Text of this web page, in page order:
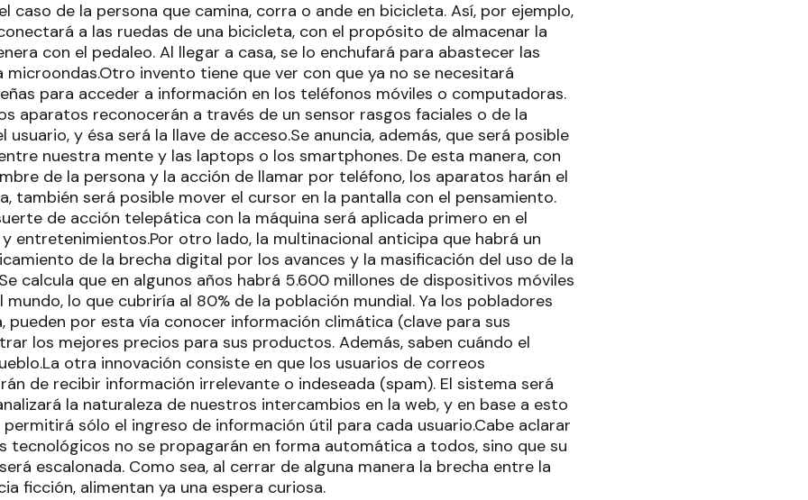
caso de la persona que camina, corra o ande en bicicleta. Así, por ejemplo,
a las ruedas de una bicicleta, con el propósito de almacenar la
con el pedaleo. Al llegar a casa, se lo enchufará para abastecer las
microondas.Otro invento tiene que ver con que ya no se necesitará
para acceder a información en los teléfonos móviles o computadoras.
aparatos reconocerán a través de un sensor rasgos faciales o de la
usuario, y ésa será la llave de acceso.Se anuncia, además, que será posible
nuestra mente y las laptops o los smartphones. De esta manera, con
de la persona y la acción de llamar por teléfono, los aparatos harán el
también será posible mover el cursor en la pantalla con el pensamiento.
de acción telepática con la máquina será aplicada primero en el
entretenimientos.Por otro lado, la multinacional anticipa que habrá un
de la brecha digital por los avances y la masificación del uso de la
calcula que en algunos años habrá 5.600 millones de dispositivos móviles
mundo, lo que cubriría al 80% de la población mundial. Ya los pobladores
pueden por esta vía conocer información climática (clave para sus
los mejores precios para sus productos. Además, saben cuándo el
otra innovación consiste en que los usuarios de correos
de recibir información irrelevante o indeseada (spam). El sistema será
la naturaleza de nuestros intercambios en la web, y en base a esto
sólo el ingreso de información útil para cada usuario.Cabe aclarar
tecnológicos no se propagarán en forma automática a todos, sino que su
escalonada. Como sea, al cerrar de alguna manera la brecha entre la
ficción, alimentan ya una espera curiosa.